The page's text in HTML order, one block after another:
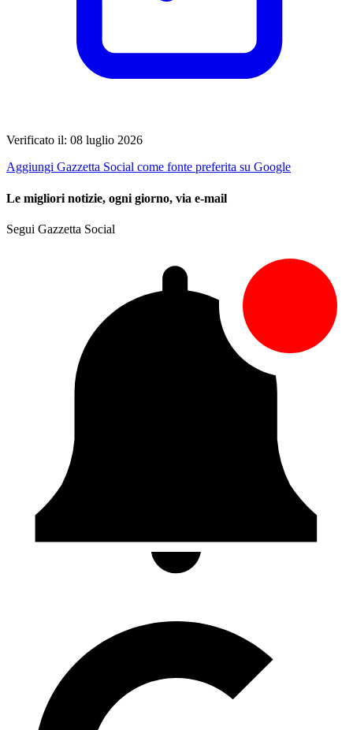
Verificato il: 08 luglio 2026
Aggiungi Gazzetta Social come fonte preferita su Google
Le migliori notizie, ogni giorno, via e-mail
Segui Gazzetta Social